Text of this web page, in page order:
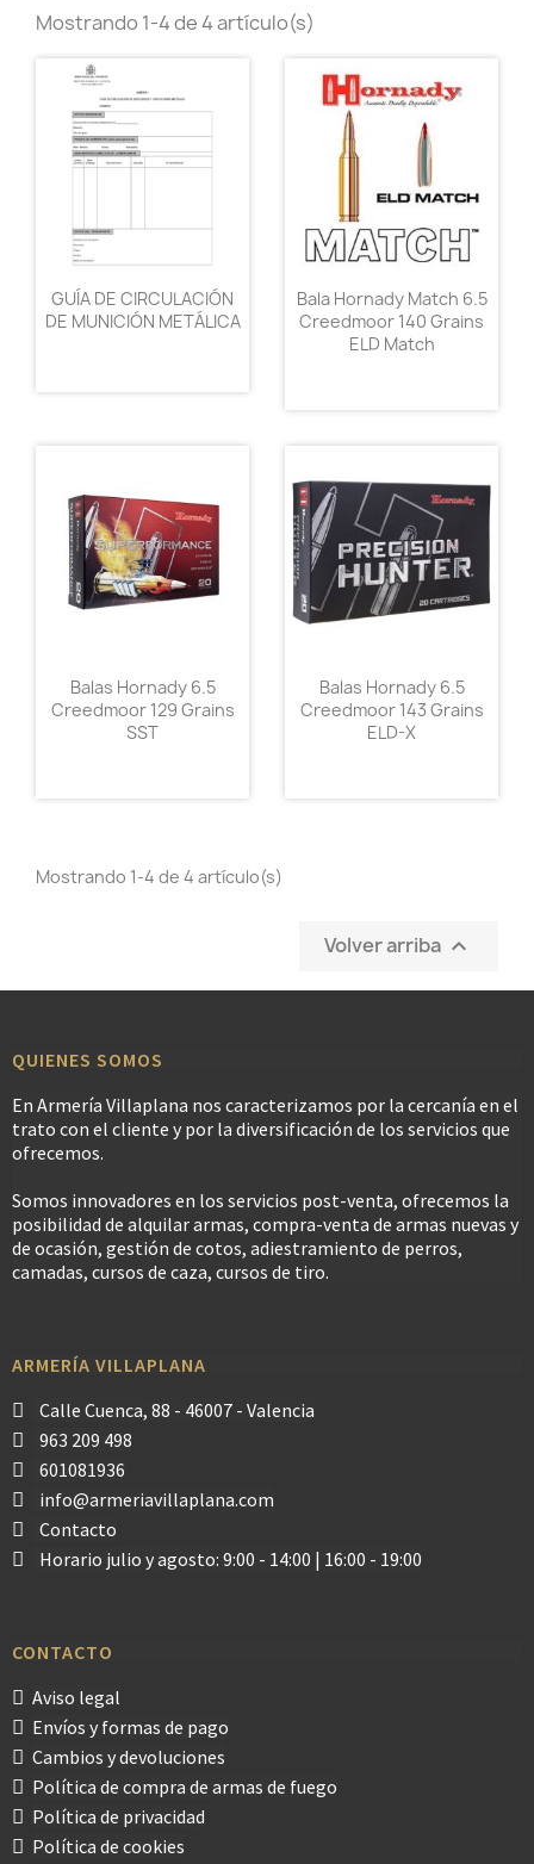
Mostrando 1-4 de 4 artículo(s)
GUÍA DE CIRCULACIÓN
DE MUNICIÓN METÁLICA
Bala Hornady Match 6.5
Creedmoor 140 Grains
ELD Match
Balas Hornady 6.5
Creedmoor 129 Grains
SST
Balas Hornady 6.5
Creedmoor 143 Grains
ELD-X
Mostrando 1-4 de 4 artículo(s)
Volver arriba 
QUIENES SOMOS
En Armería Villaplana nos caracterizamos por la cercanía en el
trato con el cliente y por la diversificación de los servicios que
ofrecemos.
Somos innovadores en los servicios post-venta, ofrecemos la
posibilidad de alquilar armas, compra-venta de armas nuevas y
de ocasión, gestión de cotos, adiestramiento de perros,
camadas, cursos de caza, cursos de tiro.
ARMERÍA VILLAPLANA
Calle Cuenca, 88 - 46007 - Valencia
963 209 498
601081936
info@armeriavillaplana.com
Contacto
Horario julio y agosto: 9:00 - 14:00 | 16:00 - 19:00
CONTACTO
Aviso legal
Envíos y formas de pago
Cambios y devoluciones
Política de compra de armas de fuego
Política de privacidad
Política de cookies